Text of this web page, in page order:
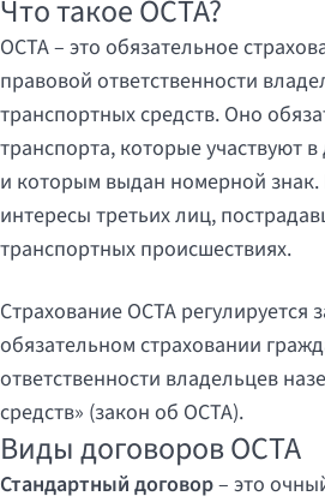
Что такое OCTA?
OCTA – это обязательное
правовой ответственности
транспортных средств. Оно
транспорта, которые участвуют
и которым выдан номерной знак.
интересы третьих лиц,
транспортных происшествиях.
Страхование OCTA регулируется
обязательном страховании
ответственности владельцев
средств» (закон об OCTA).
Виды договоров OCTA
Стандартный договор– это